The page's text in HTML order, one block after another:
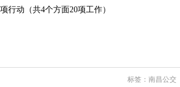
行动（共4个方面20项工作）
标签： 南昌公交